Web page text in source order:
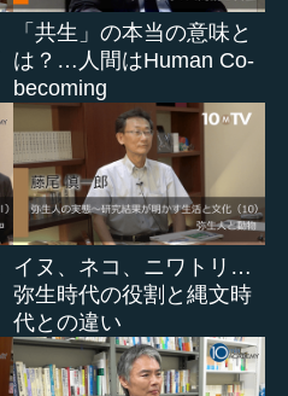
「共生」の本当の意味と
は？…人間はHuman Co-
becoming
イヌ、ネコ、ニワトリ…
弥生時代の役割と縄文時
代との違い